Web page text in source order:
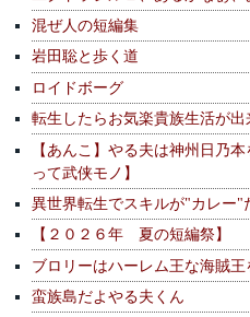
混ぜ人の短編集
岩田聡と歩く道
ロイドボーグ
転生したらお気楽貴族生活が
【あんこ】やる夫は神州日乃
って武侠モノ】
異世界転生でスキルが"カレー"
【２０２６年 夏の短編祭】
ブロリーはハーレム王な海賊
蛮族島だよやる夫くん